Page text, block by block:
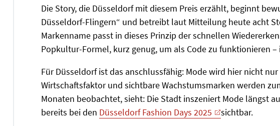
Die Story, die Düsseldorf mit diesem Preis erzählt, beginnt
Düsseldorf-Flingern“ und betreibt laut Mitteilung heute acht
Markenname passt in dieses Prinzip der schnellen
Popkultur-Formel, kurz genug, um als Code zu funktionieren
Für Düsseldorf ist das anschlussfähig: Mode wird hier nicht
Wirtschaftsfaktor und sichtbare Wachstumsmarken werden
Monaten beobachtet, sieht: Die Stadt inszeniert Mode längst
bereits bei den Düsseldorf Fashion Days 2025
sichtbar.